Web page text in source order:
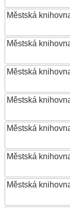
Městská
Městská
Městská
Městská
Městská
Městská
Městská